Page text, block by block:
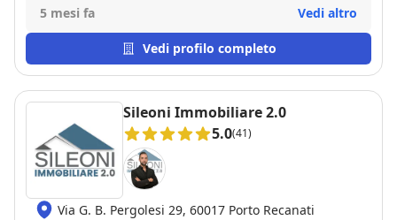
professionalità assoluta e la giusta dose di umanità.
aggiornandomi costantemente, trovando
l'acquirente giusto e trattando con efficenza, tutti in
complessa gestione burocratica (documenti
condominiali, relazioni con il notaio, conteggi
bancari). Un'assistenza davvero a 360 gradi fino al
giorno del rogito. Consigliatissimi per chi cerca
serietà, trasparenza e zero stress!
5 mesi fa Vedi altro
Vedi profilo completo
Sileoni Immobiliare 2.0
5.0(41)
Via G. B. Pergolesi 29, 60017 Porto Recanati